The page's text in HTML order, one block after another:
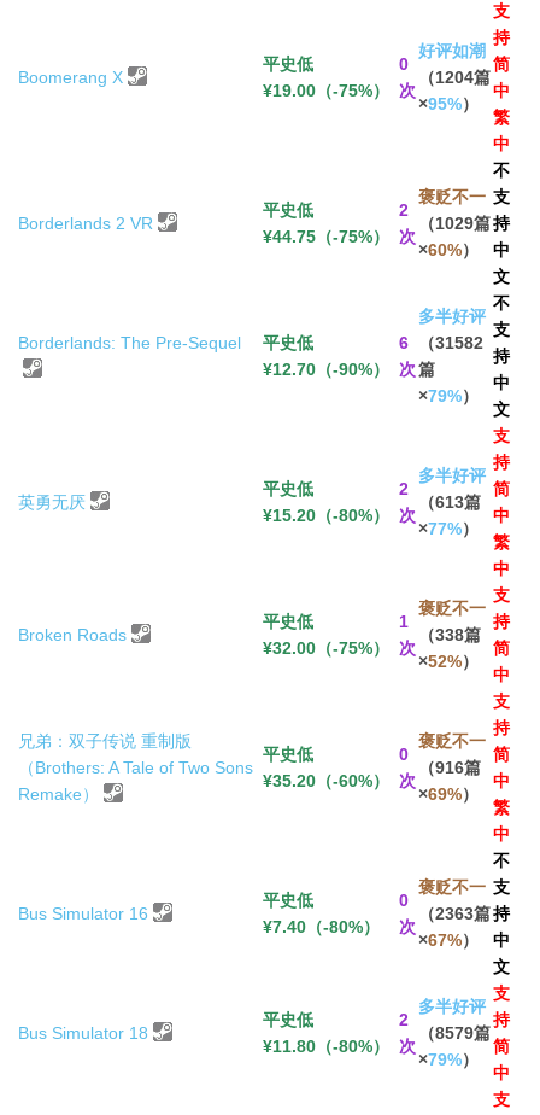
Boomerang X
平史低
¥19.00（-75%）
0
次
好评如潮
（1204篇
×95%）
支
持
简
中
繁
中
Borderlands 2 VR
平史低
¥44.75（-75%）
2
次
褒贬不一
（1029篇
×60%）
不
支
持
中
文
Borderlands: The Pre-Sequel
平史低
¥12.70（-90%）
6
次
多半好评
（31582
篇
×79%）
不
支
持
中
文
英勇无厌
平史低
¥15.20（-80%）
2
次
多半好评
（613篇
×77%）
支
持
简
中
繁
中
Broken Roads
平史低
¥32.00（-75%）
1
次
褒贬不一
（338篇
×52%）
支
持
简
中
兄弟：双子传说 重制版
（Brothers: A Tale of Two Sons
Remake）
平史低
¥35.20（-60%）
0
次
褒贬不一
（916篇
×69%）
支
持
简
中
繁
中
Bus Simulator 16
平史低
¥7.40（-80%）
0
次
褒贬不一
（2363篇
×67%）
不
支
持
中
文
Bus Simulator 18
平史低
¥11.80（-80%）
2
次
多半好评
（8579篇
×79%）
支
持
简
中
支